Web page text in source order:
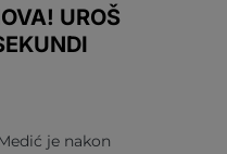
UROŠ
je nakon